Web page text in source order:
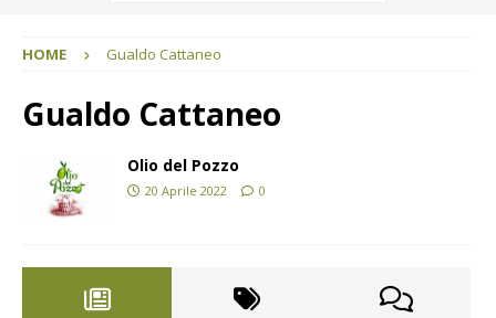
HOME Gualdo Cattaneo
Gualdo Cattaneo
Olio del Pozzo
20 Aprile 2022 0